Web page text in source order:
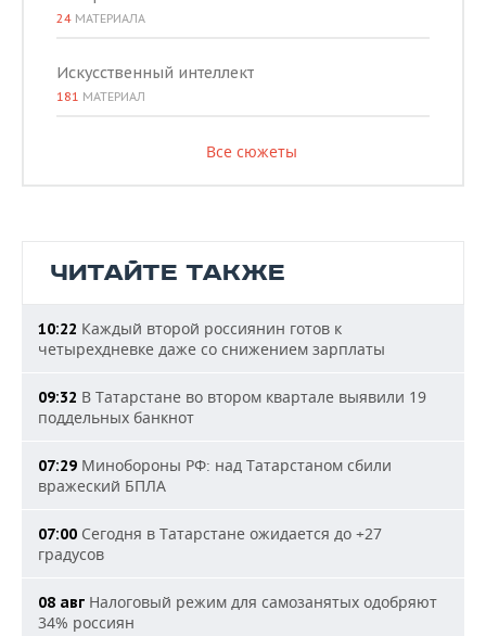
24 МАТЕРИАЛА
Искусственный интеллект
181 МАТЕРИАЛ
Все сюжеты
ЧИТАЙТЕ ТАКЖЕ
10:22 Каждый второй россиянин готов к
четырехдневке даже со снижением зарплаты
09:32 В Татарстане во втором квартале выявили 19
поддельных банкнот
07:29 Минобороны РФ: над Татарстаном сбили
вражеский БПЛА
07:00 Сегодня в Татарстане ожидается до +27
градусов
08 авг Налоговый режим для самозанятых одобряют
34% россиян